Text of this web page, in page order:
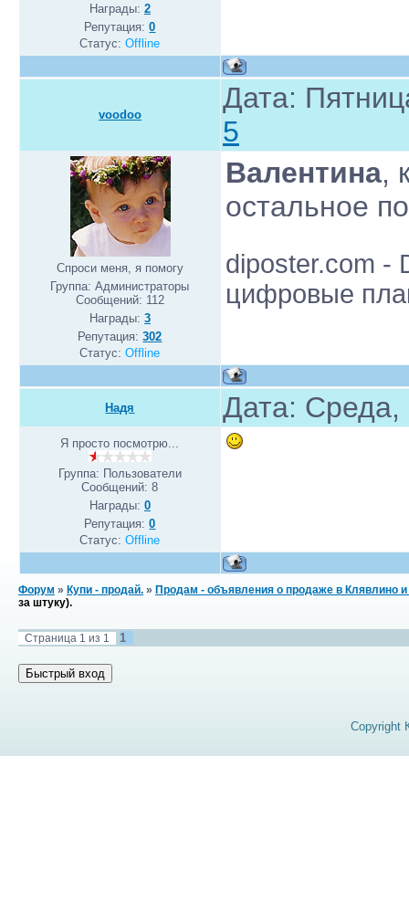
Награды: 2
Репутация:0
Статус:Offline
voodoo
Дата:
5
Спроси меня, я помогу
Группа: Администраторы
Сообщений: 112
Награды: 3
Репутация:302
Статус:Offline
Валентина,
остальное
diposter.com -
цифровые
Надя Дата:
Я просто посмотрю...
Группа: Пользователи
Сообщений:8
Награды: 0
Репутация:0
Статус:Offline
Форум » Купи - продай. » Продам - объявления о продаже в Клявлино
за штуку).
Страница 1 из 1 1
Copyright